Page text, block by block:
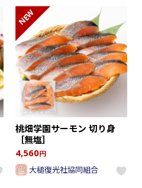
NEW
桃畑学園サーモン 切り身
［無塩］
4,560円
大槌復光社協同組合